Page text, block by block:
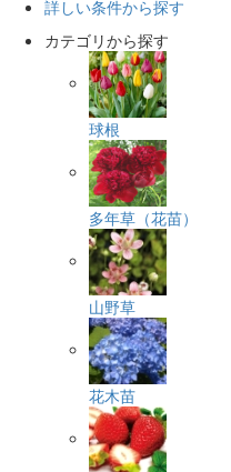
詳しい条件から探す
カテゴリから探す
球根
多年草（花苗）
山野草
花木苗